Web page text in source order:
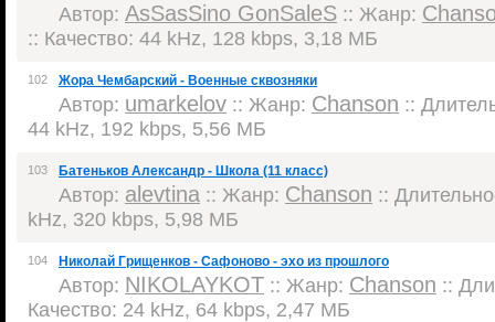
Автор: AsSasSino GonSaleS :: Жанр:
:: Качество: 44 kHz, 128 kbps, 3,18 МБ
102 Жора Чембарский - Военные сквозняки
Автор: umarkelov :: Жанр: Chanson ::
44 kHz, 192 kbps, 5,56 МБ
103 Батеньков Александр - Школа (11 класс)
Автор: alevtina :: Жанр: Chanson ::
kHz, 320 kbps, 5,98 МБ
104 Николай Грищенков - Сафоново - эхо из прошлого
Автор: NIKOLAYKOT :: Жанр: Chanson ::
Качество: 24 kHz, 64 kbps, 2,47 МБ